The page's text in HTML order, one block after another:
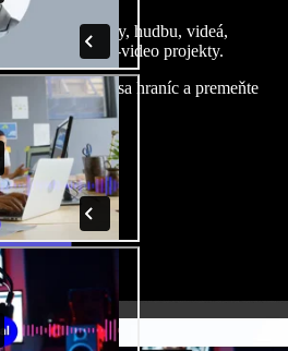
obrázky, hudbu, videá,
pôsobivé audio-video projekty.
– zbavte sa hraníc a premeňte